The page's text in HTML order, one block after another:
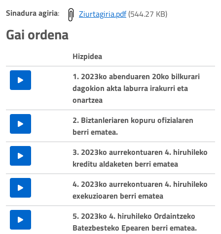
Sinadura agiria: Ziurtagiria.pdf(544.27 KB)
Gai ordena
Hizpidea
1. 2023ko abenduaren 20ko bilkurari
dagokion akta laburra irakurri eta
onartzea
2. Biztanleriaren kopuru ofizialaren
berri ematea.
3. 2023ko aurrekontuaren 4. hiruhileko
kreditu aldaketen berri ematea
4. 2023ko aurrekontuaren 4. hiruhileko
exekuzioaren berri ematea
5. 2023ko 4. hiruhileko Ordaintzeko
Batezbesteko Epearen berri ematea.